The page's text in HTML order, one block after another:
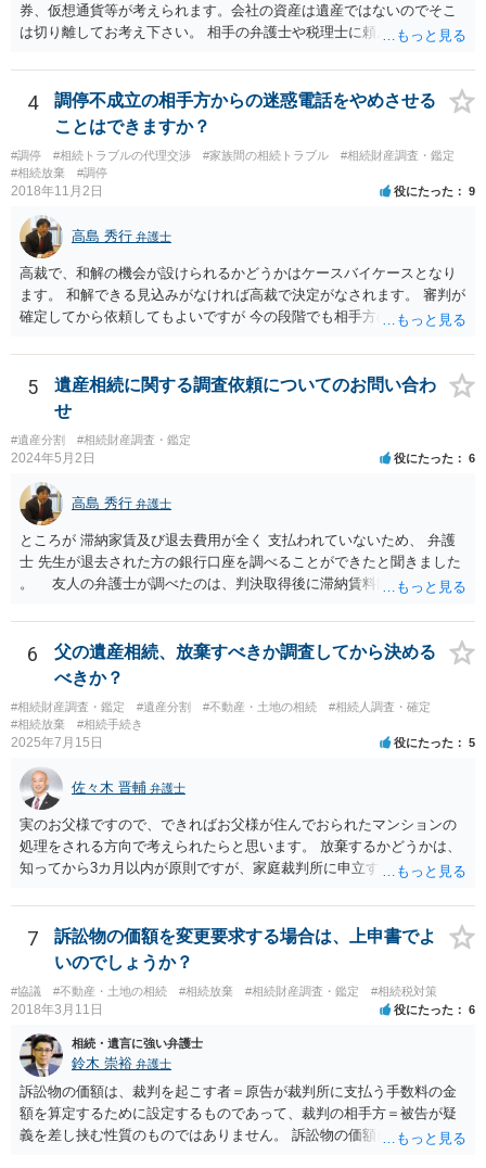
券、仮想通貨等が考えられます。会社の資産は遺産ではないのでそこ
は切り離してお考え下さい。 相手の弁護士や税理士に頼んでも守秘義
意に開示を求め、応じなければ「調査嘱託」という手続きを使って銀
行等に照会をかけることになるでしょう。 不動産は、相続登記が済ん
でいなければ市役所ないし区役所に、お子様と義父様のつながりがわ
かる戸籍一式を揃えてもちこみ、「名寄せ」という手続きをすると、
分かると思います。遺産分割協議書の偽造等により既に相続登記され
てしまっている場合は、住所などに当たりをつけて登記名義を調べて
すが、現代では、各々が自由に価格設定をしていますので、特に相場
はお示しできません。ただし、かつて日本弁護士連合会が設けていた
報酬基準を踏まえて価格設定している弁護士は一定数いると思います
ので、それが一応の目安となるでしょう。
4
調停不成立の相手方からの迷惑電話をやめさせる
ことはできますか？
#調停 #相続トラブルの代理交渉 #家族間の相続トラブル
#相続財産調査・鑑定
#相続放棄
#調停
2018年11月2日 役にたった 9
高島 秀行 弁護士
高裁で、和解の機会が設けられるかどうかはケースバイケースとなり
ます。 和解できる見込みがなければ高裁で決定がなされます。 審判が
確定してから依頼してもよいですが 今の段階でも相手方の連絡が迷惑
5
遺産相続に関する調査依頼についてのお問い合わ
せ
#遺産分割 #相続財産調査・鑑定
2024年5月2日 役にたった 6
高島 秀行 弁護士
ところが 滞納家賃及び退去費用が全く 支払われていないため、 弁護
士 先生が退去された方の銀行口座を調べることができたと聞きました
。 友人の弁護士が調べたのは、判決取得後に滞納賃料回収のため
預金の入出金履歴を調べたわけではありません。 残念ながら、事案
や目的も異なりますし、開示の内容も異なります。
6
父の遺産相続、放棄すべきか調査してから決める
べきか？
#相続財産調査・鑑定 #遺産分割 #不動産・土地の相続
#相続人調査・確定
#相続放棄
#相続手続き
2025年7月15日 役にたった 5
佐々木 晋輔 弁護士
実のお父様ですので、できればお父様が住んでおられたマンションの
処理をされる方向で考えられたらと思います。 放棄するかどうかは、
知ってから3カ月以内が原則ですが、家庭裁判所に申立すれば3カ月の
放棄するかどうか決めることができます。 銀行やサラ金が数年も放置
することはありませんので、数年後に借金が発見される可能性はほぼ
ありません。 なお、私が扱った相続放棄を検討していた案件で、期間
伸長して調査したところ、サラ金に対する過払金など相当な財産が見
つかったため相続したという事例がありました。
7
訴訟物の価額を変更要求する場合は、上申書でよ
いのでしょうか？
#協議 #不動産・土地の相続 #相続放棄 #相続財産調査・鑑定 #相続税対策
2018年3月11日 役にたった 6
相続・遺言に強い弁護士
鈴木 崇裕 弁護士
訴訟物の価額は、裁判を起こす者＝原告が裁判所に支払う手数料の金
額を算定するために設定するものであって、裁判の相手方＝被告が疑
義を差し挟む性質のものではありません。 訴訟物の価額自体が裁判の